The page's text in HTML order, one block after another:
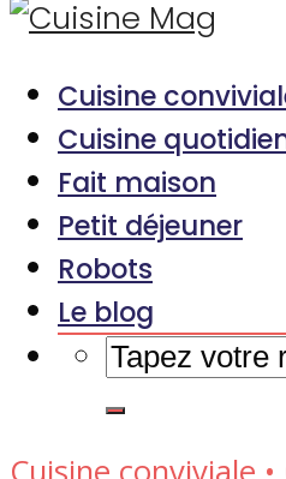
Cuisine
Cuisine
Fait maison
Petit déjeuner
Robots
Le blog